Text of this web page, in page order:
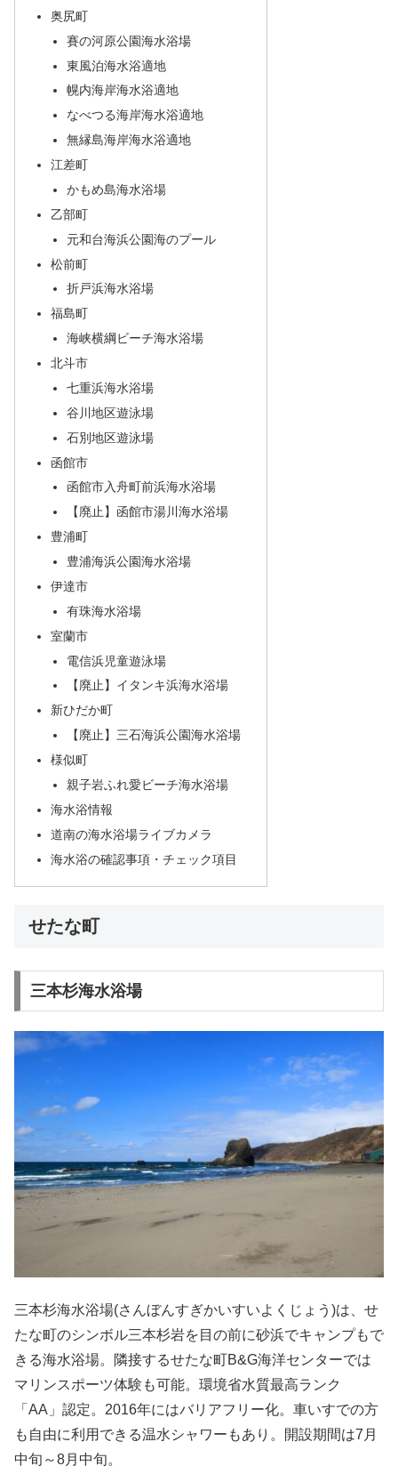
奥尻町
賽の河原公園海水浴場
東風泊海水浴適地
幌内海岸海水浴適地
なべつる海岸海水浴適地
無縁島海岸海水浴適地
江差町
かもめ島海水浴場
乙部町
元和台海浜公園海のプール
松前町
折戸浜海水浴場
福島町
海峡横綱ビーチ海水浴場
北斗市
七重浜海水浴場
谷川地区遊泳場
石別地区遊泳場
函館市
函館市入舟町前浜海水浴場
【廃止】函館市湯川海水浴場
豊浦町
豊浦海浜公園海水浴場
伊達市
有珠海水浴場
室蘭市
電信浜児童遊泳場
【廃止】イタンキ浜海水浴場
新ひだか町
【廃止】三石海浜公園海水浴場
様似町
親子岩ふれ愛ビーチ海水浴場
海水浴情報
道南の海水浴場ライブカメラ
海水浴の確認事項・チェック項目
せたな町
三本杉海水浴場
三本杉海水浴場(さんぼんすぎかいすいよくじょう)は、せ
たな町のシンボル三本杉岩を目の前に砂浜でキャンプもで
きる海水浴場。隣接するせたな町B&G海洋センターでは
マリンスポーツ体験も可能。環境省水質最高ランク
「AA」認定。2016年にはバリアフリー化。車いすでの方
も自由に利用できる温水シャワーもあり。開設期間は7月
中旬～8月中旬。